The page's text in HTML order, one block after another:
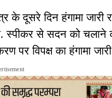
दूसरे दिन हंगामा जारी
स्पीकर से सदन को चलाने
विपक्ष का हंगामा जारी